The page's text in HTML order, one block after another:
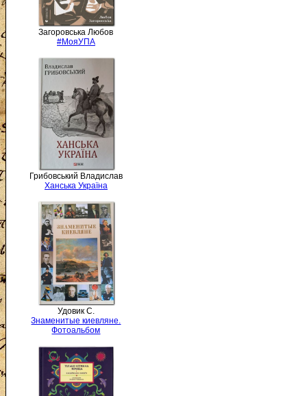
Загоровська Любов
#МояУПА
Грибовський Владислав
Ханська Україна
Удовик С.
Знаменитые киевляне.
Фотоальбом